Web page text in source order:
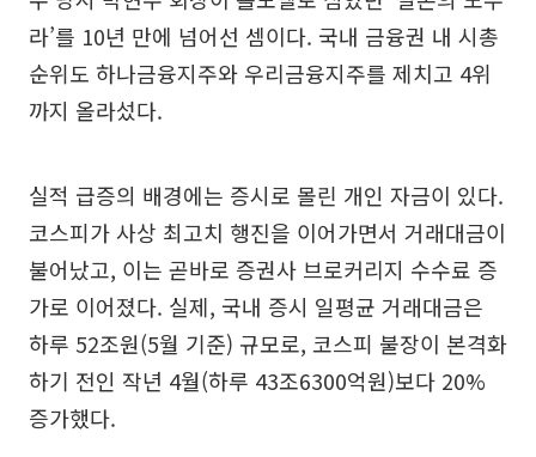
라’를 10년 만에 넘어선 셈이다. 국내 금융권 내 시총
순위도 하나금융지주와 우리금융지주를 제치고 4위
까지 올라섰다.
실적 급증의 배경에는 증시로 몰린 개인 자금이 있다.
코스피가 사상 최고치 행진을 이어가면서 거래대금이
불어났고, 이는 곧바로 증권사 브로커리지 수수료 증
가로 이어졌다. 실제, 국내 증시 일평균 거래대금은
하루 52조원(5월 기준) 규모로, 코스피 불장이 본격화
하기 전인 작년 4월(하루 43조6300억원)보다 20%
증가했다.